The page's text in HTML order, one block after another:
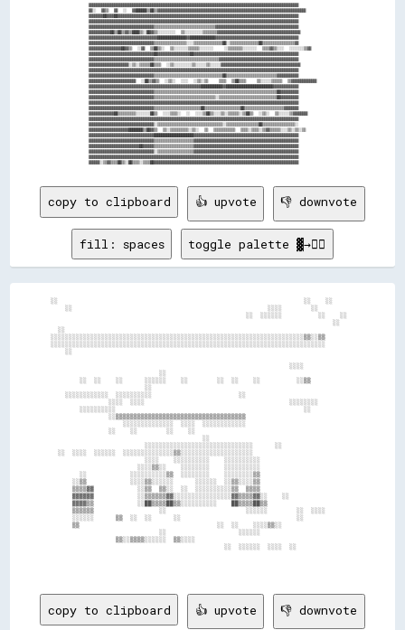
▓▓▓▓▓▓▓▓▓▓▓▓▓▓▓▓▓▓▓▓▓▓▓▓▓▓▓▓▓▓▓▓▓▓▓▓▓▓▓▓▓▓▓▓▓▓▓▓▓▓▓▓▓▓▓▓▓▓▓▓▓▓▓▓▓▓▓▓▓▓▓▓▓▓▓▓▓▓▓▓▓▓▓▓▓▓▓▓▓▓▓▓▓▓▓▓▓▓▓▓▓▓▓▓▓▓▓▓▓▓▓▓▓▓▓▓
▓▓░░  ▓▓▒▒  ▓▓  ░░  ▓▓██████▒▒██▒▒▓▓▓▓▓▓▓▓▓▓▓▓▓▓▓▓▓▓▓▓▓▓▓▓▓▓▓▓▓▓▓▓▓▓▓▓▓▓▓▓▓▓▓▓▓▓▓▓▓▓▓▓▓▓▓▓▓▓▓▓▓▓▓▓▓▓▓▓▓▓▓▓▓▓▓▓▓▓▓▓▓▓
▓▓▓▓▓▓▓▓██▓▓▓▓██▓▓▓▓▓▓▓▓▓▓▓▓▓▓▓▓▓▓▓▓▓▓▓▓▓▓▓▓▓▓▓▓▓▓▓▓▓▓▓▓▓▓▓▓▓▓▓▓▓▓▓▓▓▓▓▓▓▓▓▓▓▓▓▓▓▓▓▓▓▓▓▓▓▓▓▓▓▓▓▓▓▓▓▓▓▓▓▓▓▓▓▓▓▓▓▓▓▓▓▓
▓▓▓▓▓▓▓▓▓▓▓▓▓▓▓▓▓▓▓▓▓▓▓▓▓▓▓▓▓▓▓▓▓▓▓▓▓▓▓▓▓▓▓▓▓▓▓▓▓▓▓▓▓▓▓▓▓▓▓▓▓▓▓▓▓▓▓▓▓▓▓▓▓▓▓▓▓▓▓▓▓▓▓▓▓▓▓▓▓▓▓▓▓▓▓▓▓▓▓▓▓▓▓▓▓▓▓▓▓▓▓▓▓▓▓▓
▓▓▓▓▓▓▓▓▓▓▓▓▓▓▓▓▓▓▓▓▓▓▓▓▓▓▓▓▓▓▓▓▓▓▓▓▒▒▒▒▒▒▒▒▒▒▒▒▒▒▒▒▒▒▒▒▒▒▒▒▒▒▒▒▒▒▒▒▒▒▓▓▓▓▓▓▓▓▓▓▓▓▓▓▓▓▓▓▓▓▓▓▓▓▓▓▓▓▓▓▓▓▓▓▓▓▓▓▓▓▓▓▓▓▓▓
▓▓▓▓▓▓▓▓▓▓▓▓██▒▒██▒▒▓▓▒▒████▒▒░░██▓▓▒▒░░░░░░░░░░  ▒▒░░░░░░░░░░▒▒▒▒▒▒▒▒▓▓▓▓▓▓▓▓▓▓▓▓▓▓▓▓▓▓▓▓▓▓▓▓▓▓▓▓▓▓▓▓▓▓▓▓▓▓▓▓▓▓▓▓▓▓
▓▓▓▓▓▓▓▓▓▓▓▓▓▓▓▓▓▓▓▓▓▓▓▓▓▓▓▓▓▓▓▓▓▓▓▓▓▓████████████████▓▓██████████████▓▓▓▓▓▓▓▓▓▓▓▓▓▓▓▓▓▓▓▓▓▓▓▓▓▓▓▓▓▓▓▓▓▓▓▓▓▓▓▓▓▓▓▓▓▓
▓▓▓▓▓▓▓▓▓▓▓▓▓▓▓▓▓▓▓▓▓▓▓▓▓▓▓▓▓▓▓▓▓▓▓▓▒▒▒▒▒▒▒▒▒▒▒▒▒▒▒▒▒▒░░░░▒▒▒▒▒▒▒▒▒▒▒▒▒▒▒▒██░░▒▒▒▒▒▒▒▒▒▒▒▒▒▒▒▒██▒▒▒▒▒▒▒▒▒▒▒▒▒▒▒▒▒▒▓▓
▓▓▓▓▓▓▓▓▓▓▓▓▓▓▓▓▓▓██▓▓▒▒  ░░▓▓  ▒▒██▒▒░░  ▒▒░░░░░░░░▒▒▒▒▒▒░░░░░░░░    ░░▒▒▒▒▒▒▒▒░░░░░░░░  ▒▒▒▒▓▓▒▒░░░░  ░░░░░░░░▒▒▓▓
▓▓▓▓▓▓▓▓▓▓▓▓▓▓▓▓▓▓▓▓▓▓▓▓▓▓▓▓▓▓▓▓▓▓▓▓██▓▓▓▓▓▓▓▓▓▓▓▓▓▓▓▓▓▓██▓▓▓▓▓▓▓▓▓▓▓▓▓▓▓▓▓▓▓▓▓▓▓▓▓▓▓▓▓▓▓▓▓▓▓▓▓▓▓▓▓▓▓▓▓▓▓▓▓▓▓▓▓▓▓▓▓▓
▓▓▓▓▓▓▓▓▓▓▓▓▓▓▓▓▓▓▓▓▓▓▓▓▓▓▓▓▓▓▓▓▓▓▓▓▒▒▒▒▒▒▒▒▒▒▒▒▒▒▒▒▒▒▒▒▒▒▒▒▒▒▒▒▒▒▒▒▒▒▒▒▓▓▓▓▓▓▓▓▓▓▓▓▓▓▓▓▓▓▓▓▓▓▓▓▓▓▓▓▓▓▓▓▓▓▓▓▓▓▓▓▓▓▓▓
▓▓▓▓▓▓▓▓▓▓▓▓▓▓▓▓▓▓▓▓▓▓░░▒▒░░▒▒▒▒▒▒██▒▒▒▒  ░░▒▒░░░░░░░░░░▒▒░░░░░░▒▒░░░░░░▓▓▓▓▓▓▓▓▓▓▓▓▓▓▓▓▓▓▓▓▓▓▓▓▓▓▓▓▓▓▓▓▓▓▓▓▓▓▓▓▓▓▓▓
▓▓▓▓▓▓▓▓▓▓▓▓▓▓▓▓▓▓▓▓▓▓▓▓▓▓▓▓▓▓▓▓▓▓▓▓▓▓▓▓▓▓▓▓▓▓▓▓▓▓▓▓▓▓▓▓▓▓▓▓▓▓▓▓▓▓▓▓▓▓▓▓▓▓▓▓▓▓▓▓▓▓▓▓▓▓▓▓▓▓▓▓▓▓▓▓▓▓▓▓▓▓▓▓▓▓▓▓▓▓▓▓▓▓▓▓
▓▓▓▓▓▓▓▓▓▓▓▓▓▓▓▓▓▓▓▓▓▓▓▓▓▓▓▓▓▓▓▓▓▓▓▓▒▒▒▒▒▒▒▒▒▒▒▒▒▒▒▒▒▒▒▒▒▒▒▒▒▒▒▒▒▒▒▒▒▒▒▒▒▒██▒▒▒▒▒▒▒▒▒▒▒▒▒▒▒▒▒▒▒▒▒▒▒▒▒▒▒▒▓▓▓▓▓▓▓▓▓▓▓▓
▓▓▓▓▓▓▓▓▓▓▓▓▓▓▓▓▓▓▓▓▓▓▓▓▓▓  ░░██▒▒▓▓▒▒  ░░▒▒░░  ░░░░  ░░▒▒░░▒▒    ▒▒▒▒  ▒▒██▒▒▒▒    ▒▒░░░░░░▒▒▒▒▒▒  ▒▒▓▓▓▓▓▓▓▓▓▓▓▓▓▓
▓▓▓▓▓▓▓▓▓▓▓▓▓▓▓▓▓▓▓▓▓▓▓▓▓▓▓▓▓▓▓▓▓▓▓▓▓▓▓▓▓▓▓▓▓▓▓▓▓▓▓▓▓▓▓▓▓▓▓▓▓▓████████████▓▓██████████████████████████▓▓▓▓▓▓▓▓▓▓▓▓▓▓
▓▓▓▓▓▓▓▓▓▓▓▓▓▓▓▓▓▓▓▓▓▓▓▓▓▓▓▓▓▓▓▓▓▓▓▓▒▒▒▒▒▒▒▒▒▒▒▒▒▒▒▒▒▒▒▒▒▒▒▒▒▒▒▒▒▒▒▒▒▒▒▒▒▒▒▒▒▒▒▒▒▒▒▒▒▒▒▒▒▒▒▒▒▒▒▒▒▒▒▒▒▒▒▒██▓▓▓▓▓▓▓▓▓▓
▓▓▓▓▓▓▓▓▓▓▓▓▓▓▓▓▓▓▓▓▓▓▓▓▓▓▓▓▓▓▓▓▓▓▓▓▒▒▒▒▒▒▒▒▒▒▒▒▒▒▒▒▒▒▒▒▒▒▒▒▒▒▒▒▒▒▒▒▒▒░░▒▒▒▒▒▒▒▒▒▒▒▒▒▒▒▒▒▒▒▒▒▒▒▒▒▒▒▒▒▒▒▒██▓▓▓▓▓▓▓▓▓▓
▓▓▓▓▓▓▓▓▓▓▓▓▓▓▓▓▓▓▓▓▓▓▓▓▓▓▓▓▓▓▓▓▓▓▓▓▓▓▓▓▓▓▓▓▓▓▓▓▓▓▓▓▓▓▓▓▓▓▓▓▓▓▓▓▓▓▓▓▓▓▓▓▓▓▓▓▓▓▓▓▓▓▓▓▓▓▓▓▓▓▓▓▓▓▓▓▓▓▓▓▓▓▓▓▓▓▓▓▓▓▓▓▓▓▓▓
▓▓▓▓▓▓▓▓▓▓▓▓▓▓▓▓▓▓▓▓▓▓▓▓▓▓▓▓▓▓▓▓▓▓▓▓▒▒▒▒▒▒▒▒▒▒▒▒▒▒▒▒▒▒▒▒▒▒▒▒▒▒██▒▒▒▒▒▒▒▒▒▒▒▒▒▒▒▒▒▒▒▒██▒▒▒▒▒▒▒▒▒▒▒▒▒▒▒▒▒▒▒▒▒▒▓▓▓▓▓▓▓▓
▓▓▓▓▓▓▓▓▓▓▓▓▓▓██▒▒▒▒▒▒▒▒▒▒░░░░░░░░██▒▒  ░░░░▒▒▒▒░░  ░░  ░░░░▒▒██▒▒░░░░▒▒░░▒▒▒▒▒▒░░▒▒██▒▒  ░░▒▒░░  ▒▒░░░░░░▒▒▓▓▓▓▓▓▓▓
▓▓▓▓▓▓▓▓▓▓▓▓▓▓▓▓▓▓▓▓▓▓▓▓▓▓▓▓▓▓▓▓▓▓▓▓▓▓▓▓▓▓▓▓▓▓▓▓▓▓▓▓▓▓▓▓▓▓▓▓▓▓▓▓▓▓▓▓▓▓▓▓▓▓▓▓▓▓▓▓▓▓▓▓▓▓▓▓▓▓▓▓▓▓▓▓▓▓▓▓▓▓▓▓▓▓▓▓▓▓▓▓▓▓▓▓
▓▓▓▓▓▓▓▓▓▓▓▓▓▓▓▓▓▓▓▓▓▓▓▓▓▓▓▓▓▓▓▓▓▓▓▓░░▒▒▒▒▒▒▒▒▒▒▒▒▒▒▒▒▒▒▒▒▒▒▒▒▒▒▒▒▒▒▒▒▒▒▒▒░░▒▒▒▒▒▒▒▒▒▒▒▒▒▒▒▒▒▒██▒▒▒▒▒▒▒▒▒▒▒▒▒▒▒▒▒▒░░
▓▓▓▓▓▓▓▓▓▓▓▓▓▓▓▓▓▓▓▓▓▓████████▒▒██▓▓▒▒  ▒▒░░▒▒▒▒▒▒▒▒▒▒░░▒▒░░  ▒▒  ▒▒▒▒▒▒▒▒▒▒▒▒  ▒▒▒▒░░▒▒▒▒░░▒▒▓▓▒▒▒▒▒▒░░░░▒▒░░▒▒░░▒▒
▓▓▓▓▓▓▓▓▓▓▓▓▓▓▓▓▓▓▓▓▓▓▓▓▓▓▓▓▓▓▓▓▓▓▓▓██████████████████████▓▓▓▓▓▓▓▓▓▓▓▓▓▓▓▓▓▓▓▓▓▓▓▓▓▓▓▓▓▓▓▓▓▓▓▓▓▓▓▓▓▓▓▓▓▓▓▓▓▓▓▓▓▓▓▓▓▓
▓▓▓▓▓▓▓▓▓▓▓▓▓▓▓▓▓▓▓▓▓▓▓▓▓▓▓▓▓▓▓▓▓▓▓▓▒▒▒▒▒▒▒▒▒▒▒▒▒▒▒▒▒▒▒▒▒▒▓▓▓▓▓▓▓▓▓▓▓▓▓▓▓▓▓▓▓▓▓▓▓▓▓▓▓▓▓▓▓▓▓▓▓▓▓▓▓▓▓▓▓▓▓▓▓▓▓▓▓▓▓▓▓▓▓▓
▓▓▓▓▓▓▓▓▓▓▓▓▓▓▓▓▓▓▓▓▓▓▓▓▓▓▓▓██▓▓▓▓▓▓▒▒▒▒▒▒▒▒▒▒▒▒▒▒▒▒▒▒▒▒▒▒▓▓▓▓▓▓▓▓▓▓▓▓▓▓▓▓▓▓▓▓▓▓▓▓▓▓▓▓▓▓▓▓▓▓▓▓▓▓▓▓▓▓▓▓▓▓▓▓▓▓▓▓▓▓▓▓▓▓
▓▓▓▓▓▓▓▓▓▓▓▓▓▓▓▓▓▓▓▓▓▓▓▓▓▓▓▓▓▓▓▓▓▓▓▓░░▒▒▒▒▒▒▒▒▒▒▒▒▒▒▒▒▒▒▒▒▓▓▓▓▓▓▓▓▓▓▓▓▓▓▓▓▓▓▓▓▓▓▓▓▓▓▓▓▓▓▓▓▓▓▓▓▓▓▓▓▓▓▓▓▓▓▓▓▓▓▓▓▓▓▓▓▓▓
▓▓▓▓▓▓▓▓▓▓▓▓▓▓▓▓▓▓▓▓▓▓▓▓▓▓▓▓▓▓▓▓▓▓▓▓▓▓▓▓▓▓▓▓▓▓▓▓▓▓▓▓▓▓▓▓▓▓▓▓▓▓▓▓▓▓▓▓▓▓▓▓▓▓▓▓▓▓▓▓▓▓▓▓▓▓▓▓▓▓▓▓▓▓▓▓▓▓▓▓▓▓▓▓▓▓▓▓▓▓▓▓▓▓▓▓
copy to clipboard 👍 upvote 👎 downvote
fill: spaces toggle palette ▓→✊🏽
░░                                                                    ░░    ░░
    ░░                                                      ░░░░        ░░
                                                      ░░  ░░░░░░          ░░    ░░
                                                                              ░░
  ░░
░░░░░░░░░░░░░░░░░░░░░░░░░░░░░░░░░░░░░░░░░░░░░░░░░░░░░░░░░░░░░░░░░░░░░░▒▒░░▒▒
░░░░░░░░░░░░░░░░░░░░░░░░░░░░░░░░░░░░░░░░░░░░░░░░░░░░░░░░░░░░░░░░░░░░░░░░░░░░
    ░░
                                                                  ░░░░
                              ░░
        ░░  ░░    ░░      ░░░░░░    ░░        ░░  ░░    ░░          ░░▒▒
                          ░░
    ░░░░░░░░░░░░  ░░░░░░░░░░                        ░░
                ░░░░  ░░░░                                        ░░░░░░░░
        ░░░░░░░░░░                                                    ░░
                ░░▒▒▒▒▒▒▒▒▒▒▒▒▒▒▒▒▒▒▒▒▒▒▒▒▒▒▒▒▒▒▒▒▒▒▒▒
                    ░░░░░░░░░░░░░░  ░░░░  ░░░░░░░░░░░░
                ░░    ░░        ░░    ░░
                                          ░░
                          ░░░░░░░░░░░░░░░░░░░░░░░░░░░░░░      ░░
  ░░  ░░░░  ░░░░░░  ░░░░░░░░░░░░░░▒▒░░░░░░░░░░░░░░░░░░░░
                          ░░░░    ░░░░░░░░░░    ░░░░░░░░░░
                        ░░░░▒▒░░    ░░░░░░░░    ░░░░░░░░░░
        ░░            ░░░░░░░░░░▒▒  ░░░░░░░░    ░░░░░░░░▒▒
      ░░▒▒            ░░░░▒▒░░░░░░      ░░░░░░  ░░▒▒░░░░▒▒
      ▒▒▒▒▓▓            ░░▒▒  ▒▒░░  ░░  ░░░░░░░░░░▒▒  ▒▒▒▒
      ▓▓▓▓▓▓            ░░▒▒▒▒▒▒▓▓░░░░░░░░░░░░░░░░▓▓▒▒▒▒▓▓░░    ░░
      ▓▓▓▓▒▒            ░░██▒▒▒▒██▒▒░░░░░░░░░░    ██▒▒▒▒██▒▒
      ▒▒▒▒▒▒                  ░░                      ░░░░░░        ░░  ░░░░
      ░░░░░░      ▒▒  ░░  ░░      ░░                                ░░
      ▒▒                                      ░░  ░░    ░░░░▒▒░░
                              ░░                    ░░░░░░
                  ▒▒░░▒▒▒▒░░░░░░  ▒▒░░░░
                                                ░░  ░░░░░░  ░░░░  ░░
copy to clipboard 👍 upvote 👎 downvote